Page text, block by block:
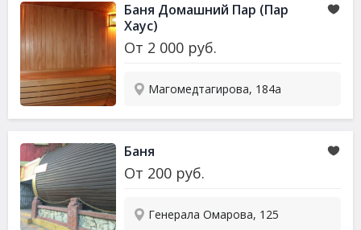
Баня Домашний Пар (Пар
Хаус)
От 2 000 руб.
Магомедтагирова, 184а
Баня
От 200 руб.
Генерала Омарова, 125